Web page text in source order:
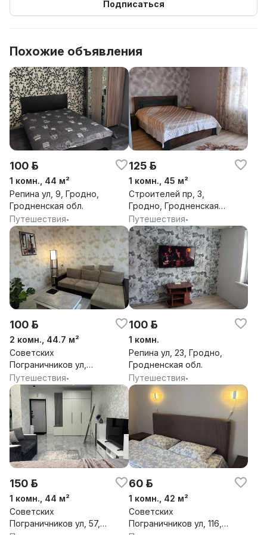
Подписаться
Похожие объявления
100 р.
1 комн., 44 м²
Репина ул, 9, Гродно,
Гродненская обл.
Путешествия•
125 р.
1 комн., 45 м²
Строителей пр, 3,
Гродно, Гродненская
обл.
Путешествия•
100 р.
2 комн., 44.7 м²
Советских
Пограничников ул,
106А, Гродно,
Гродненская обл.
Путешествия•
100 р.
1 комн.
Репина ул, 23, Гродно,
Гродненская обл.
Путешествия•
150 р.
1 комн., 44 м²
Советских
Пограничников ул, 57,
60 р.
1 комн., 42 м²
Советских
Пограничников ул, 116,